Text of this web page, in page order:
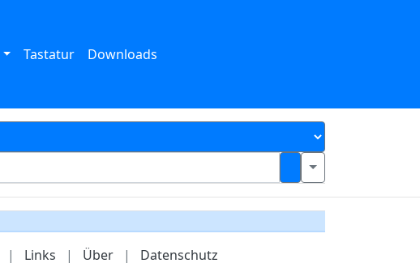
Tastatur Downloads
| Links | Über | Datenschutz